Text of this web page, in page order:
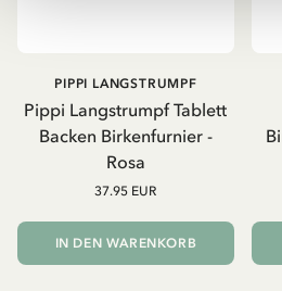
Pippi Langstrumpf Tablett
Backen Birkenfurnier -
Rosa
PIPPI LANGSTRUMPF
37.95 EUR
IN DEN WARENKORB